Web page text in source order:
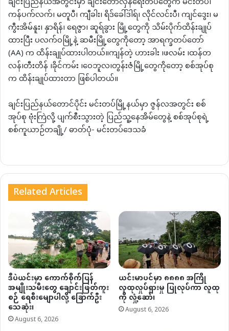
ကန်ပက်လက်၊ မတူပီ၊ ကျီခါး၊ ရိဒ်ခေါ်ဒါရ်၊ လိုင်လင်းပီ၊ ကျင်ဒွေး၊ မ
ကွီးအိမ်နူး၊ နှာရိန်၊ ရေဇွာ၊ ဆူရ်ခွား မြို့တွေကို သိမ်းပိုက်ထိန်းချုပ်
ထားပြီး ပလက်၀မြို့နဲ့ ဆမီးမြို့တွေကိုတော့ အာရက္ခတပ်တော်
(AA) က ထိန်းချုပ်ထားပါတယ်။ကျန်တဲ့ ဟားခါး ၊ဖလမ်း ၊ထန်တ
လန်၊တီးတိန် ၊ခိုင်ကမ်း ၊ဝေဘူလ၊တွန်းဇံမြို့တွေကိုတော့ စစ်အုပ်စု
က ထိန်းချုပ်ထားတာ ဖြစ်ပါတယ်။
ချင်းပြည်နယ်တောင်ပိုင်း မင်းတပ်မြို့နယ်မှာ ဇွန်လအတွင်း စစ်
အုပ်စု ဗုံးကြဲလို့ ပျက်စီးသွားတဲ့ ပြည်သူ့နေအိမ်တွေနဲ့ စစ်အုပ်စုရဲ့
စစ်ကူယာဉ်တချို့/ ဓာတ်ပုံ- မင်းတပ်ဒေသခံ
Related Articles
ဒီပဲယင်းမှာ ကောက်စိုက်ပြန်
အမျိုးသမီးတွေ ချောင်းဖြတ်ကူး
စဉ် ရေစီးမျောပါလို့ ခြောက်ဦး
သေဆုံး၊
August 6, 2026
ယင်းမာပင်မှာ ၈၈၈၈ အကြို
လူထုလှုပ်ရှားမှု ပြုလုပ်ကာ လူထု
ကို လှုံ့ဆော်၊
August 6, 2026